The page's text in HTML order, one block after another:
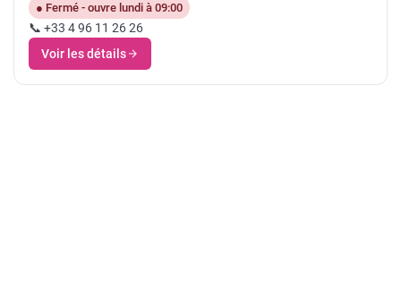
● Fermé - ouvre lundi à 09:00
📞 +33 4 96 11 26 26
Voir les détails